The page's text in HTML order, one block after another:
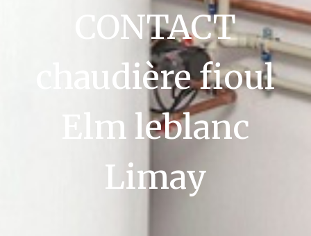
CONTACT
chaudière fioul
Elm leblanc
Limay